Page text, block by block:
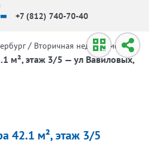
+7 (812) 740-70-40
/ Вторичная недвижимость /
м², этаж 3/5 — ул Вавиловых,
42.1 м², этаж 3/5